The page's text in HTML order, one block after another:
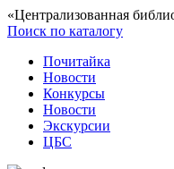
«Централизованная
Поиск по каталогу
Почитайка
Новости
Конкурсы
Новости
Экскурсии
ЦБС